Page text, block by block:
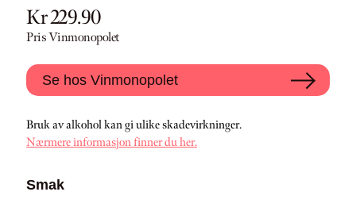
Kr 229.90
Pris Vinmonopolet
Se hos Vinmonopolet
Bruk av alkohol kan gi ulike skadevirkninger.
Nærmere informasjon finner du her.
Smak